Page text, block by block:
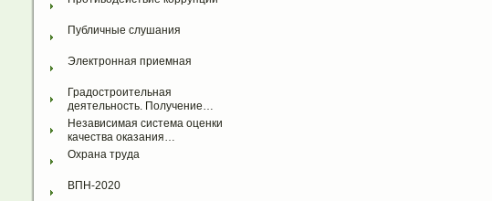
Публичные слушания
Электронная приемная
Градостроительная
деятельность. Получение…
Независимая система оценки
качества оказания…
Охрана труда
ВПН-2020